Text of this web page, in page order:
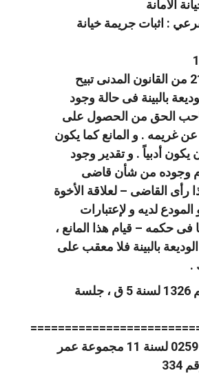
الامانة
: اثبات جريمة خيانة
إن المادة 215 من القانون المدنى تبيح
بالبينة فى حالة وجود
الحق من الحصول على
عن غريمه . و المانع كما يكون
يكون أدبياً . و تقدير وجود
وجوده من شأن قاضى
رأى القاضى – لعلاقة الأخوة
لديه و لإعتبارات
فى حكمه – قيام هذا المانع ،
بالبينة فلا معقب على
.
( الطعن رقم 1326 لسنة 5 ق ، جلسة
الطعن رقم 0259 لسنة 11 مجموعة عمر